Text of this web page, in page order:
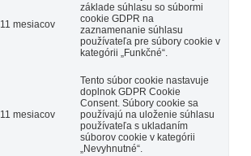
11 mesiacov
základe súhlasu so súbormi
cookie GDPR na
zaznamenanie súhlasu
používateľa pre súbory cookie v
kategórii „Funkčné“.
11 mesiacov
Tento súbor cookie nastavuje
doplnok GDPR Cookie
Consent. Súbory cookie sa
používajú na uloženie súhlasu
používateľa s ukladaním
súborov cookie v kategórii
„Nevyhnutné“.